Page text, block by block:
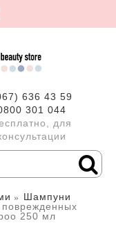
636 43 59
301 044
для
Шампуни
250 мл